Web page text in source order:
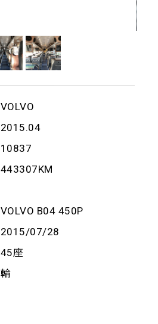
VOLVO
2015.04
10837
443307KM
VOLVO B04 450P
2015/07/28
45座
輪